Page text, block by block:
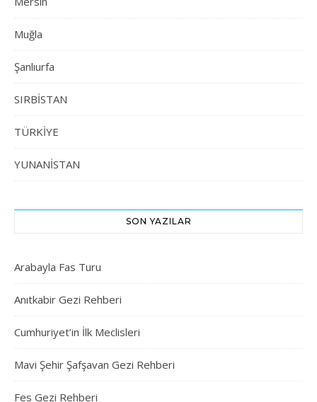
Muğla
Şanlıurfa
SIRBİSTAN
TÜRKİYE
YUNANİSTAN
SON YAZILAR
Arabayla Fas Turu
Anıtkabir Gezi Rehberi
Cumhuriyet’in İlk Meclisleri
Mavi Şehir Şafşavan Gezi Rehberi
Fes Gezi Rehberi